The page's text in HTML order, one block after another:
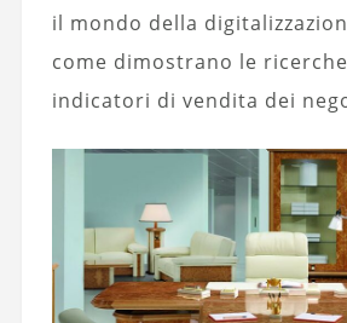
il mondo della
come dimostrano le
indicatori di vendita dei